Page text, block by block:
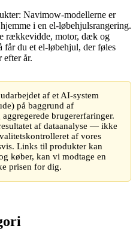
Navimow-modellerne er
i en el-løbehjulsrangering.
rækkevidde, motor, dæk og
får du et el-løbehjul, der føles
efter år.
af et AI-system
på baggrund af
brugererfaringer.
af dataanalyse — ikke
af vores
Links til produkter kan
køber, kan vi modtage en
prisen for dig.